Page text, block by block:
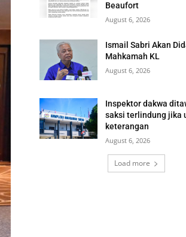
Beaufort
August 6, 2026
Ismail Sabri Akan
Mahkamah KL
August 6, 2026
Inspektor dakwa
saksi terlindung jika
keterangan
August 6, 2026
Load more